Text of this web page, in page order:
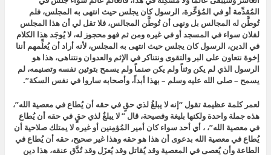
المُقدِّمة أو في المُؤخِّرة، الرسول كان يجلس حيث انتهى به المجلس، فلم
تُوطَّن له المجالس بل ونهى أن تُوطَّن المجالس، فلا تقل لي أن هذا المجلس
لفلان سواء في المسجد أو في غيره ومن ثم فهو محجوز له، لا يُوجَد هذا الكلام
في الدين، الرسول كان يجلس حيث انتهى به المجلس، لأنه أراد أن يُعلِّمهم أننا
إخوة نتعاون على البر والتقوى ونتناكر في الإثم والعدوان ونتناهى، هذا هو
الرسول الذي لم يكن وثناً ولم يكن صنماً ولم يسمح بتوثين نفسه وتصنيمه، لم
يسمح – صلى الله عليه وسلم – بهذا أبداً، وأصحابه ساروا في نفس السكة”.
لعمر كلمة عظيمة تقول “إنه لا يبلغُ لذي حقٍ في حقه أن يُطاع في معصية الله”،
هذه جملة واحدة ولكنها بليغة وفصيحة، قال ”لا يبلغُ لذي حقٍ في حقه أن يُطاع
في معصية الله”، ، أي أحد سواء كان أمير المُؤمِنين أو غيره لا يمتلك صلاحية أن
يُطاع في معصية الله بدعوى أن هذا هو حقه وهذا غير صحيح، حقه أن يُطاع في
الطاعة وأن يُعصى في المعصية وقد يُقاتل وقد يُعزَل وقد تُدَّق عنقه، هذا دين